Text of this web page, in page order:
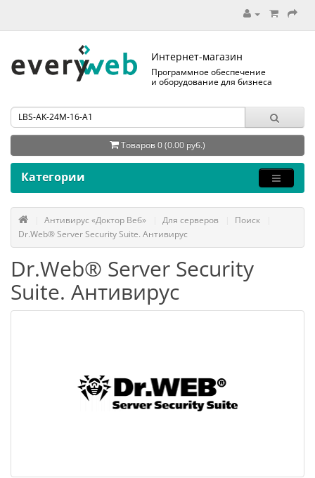
Интернет-магазин
Программное обеспечение
и оборудование для бизнеса
Товаров 0 (0.00 руб.)
Категории
Антивирус «Доктор Веб» Для серверов
Поиск
Dr.Web® Server Security Suite. Антивирус
Dr.Web® Server Security
Suite. Антивирус